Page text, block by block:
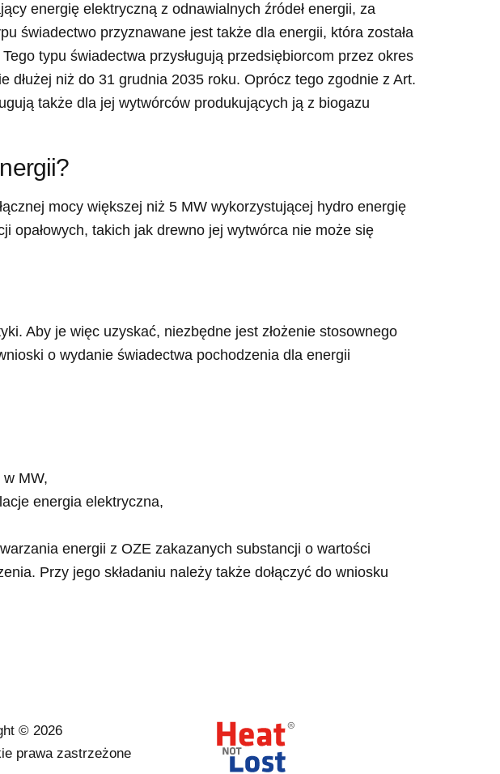
energię elektryczną z odnawialnych źródeł energii, za
świadectwo przyznawane jest także dla energii, która została
typu świadectwa przysługują przedsiębiorcom przez okres
dłużej niż do 31 grudnia 2035 roku. Oprócz tego zgodnie z Art.
także dla jej wytwórców produkujących ją z biogazu
mocy większej niż 5 MW wykorzystującej hydro energię
opałowych, takich jak drewno jej wytwórca nie może się
Aby je więc uzyskać, niezbędne jest złożenie stosownego
o wydanie świadectwa pochodzenia dla energii
MW,
energia elektryczna,
energii z OZE zakazanych substancji o wartości
Przy jego składaniu należy także dołączyć do wniosku
© 2026
prawa zastrzeżone